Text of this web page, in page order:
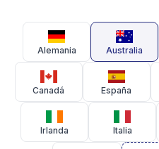
Alemania Australia
Canadá España
Irlanda Italia